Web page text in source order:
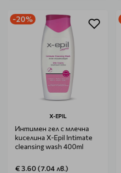
-20%
X-EPIL
Интимен гел с млечна
киселина X-Epil Intimate
cleansing wash 400ml
€ 3.60 (7.04 лв.)